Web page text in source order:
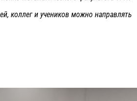
коллег и учеников можно направлять